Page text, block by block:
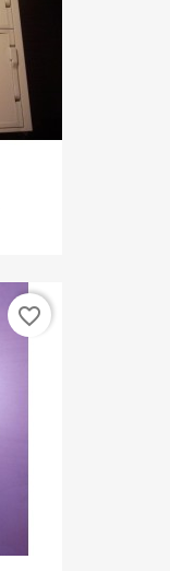
favorite_border